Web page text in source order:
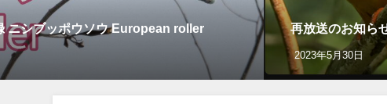
ニシブッポウソウ European roller 再放送のお知ら
2023年5月30日